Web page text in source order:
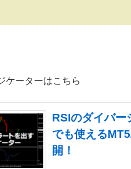
ケーターはこちら
RSIのダイバー
でも使える
開！